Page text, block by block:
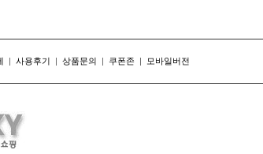
| 사용후기 | 상품문의 | 쿠폰존 | 모바일버전